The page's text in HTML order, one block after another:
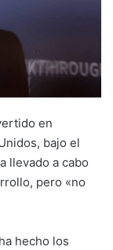
en
bajo el
llevado a cabo
pero «no
hecho los